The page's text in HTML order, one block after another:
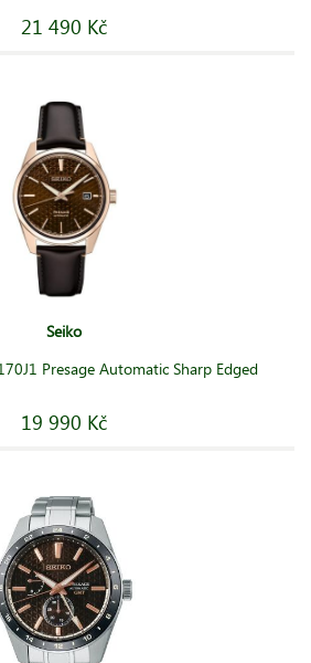
21 490 Kč
Seiko
Presage Automatic Sharp Edged
19 990 Kč